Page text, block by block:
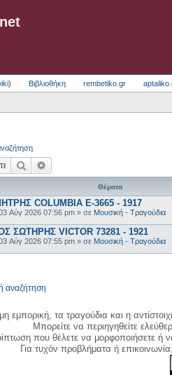
Βιβλιοθήκη rembetiko.gr
Αναζήτηση
Θέματα
COLUMBIA E-3665 - 1917
Αύγ 2026 07:56 pm » σε Μουσική - Τραγούδια
ΣΩΤΗΡΗΣ VICTOR 73281 - 1921
Αύγ 2026 07:55 pm » σε Μουσική - Τραγούδια
αναζήτηση
εμπορική, τα τραγούδια και η
Μπορείτε να περιηγηθείτε
που θέλετε να μορφοποιήσετε
Για τυχόν προβλήματα ή